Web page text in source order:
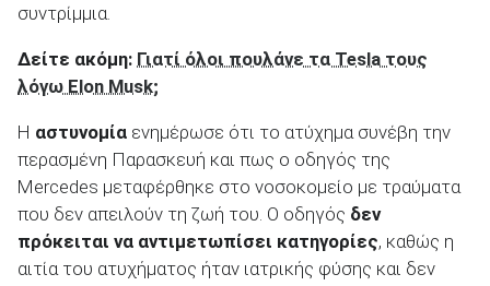
συντρίμμια.
Δείτε ακόμη: Γιατί όλοι πουλάνε τα Tesla τους
λόγω Elon Musk;
Η αστυνομία ενημέρωσε ότι το ατύχημα συνέβη την
περασμένη Παρασκευή και πως ο οδηγός της
Mercedes μεταφέρθηκε στο νοσοκομείο με τραύματα
που δεν απειλούν τη ζωή του. Ο οδηγός δεν
πρόκειται να αντιμετωπίσει κατηγορίες, καθώς η
αιτία του ατυχήματος ήταν ιατρικής φύσης και δεν